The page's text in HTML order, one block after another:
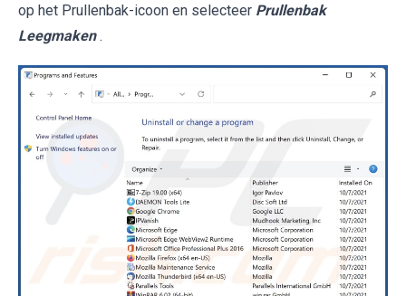
op het Prullenbak-icoon en selecteer Prullenbak
Leegmaken .